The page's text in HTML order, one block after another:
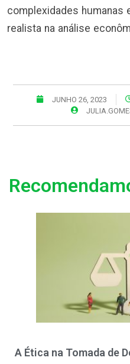
complexidades humanas
realista na análise
JUNHO 26, 2023
A Ética na Tomada de